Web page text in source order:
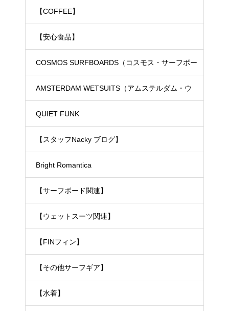
【COFFEE】
【安心食品】
COSMOS SURFBOARDS（コスモス・サーフボー
ド）
AMSTERDAM WETSUITS（アムステルダム・ウ
ェットスーツ）
QUIET FUNK
【スタッフNacky ブログ】
Bright Romantica
【サーフボード関連】
【ウェットスーツ関連】
【FINフィン】
【その他サーフギア】
【水着】